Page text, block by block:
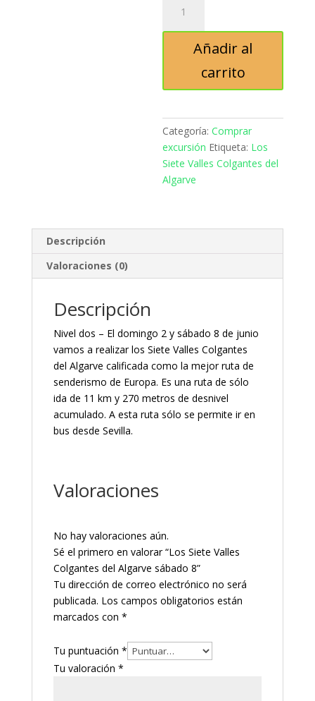
Siete
Valles
Colgantes
cantidad
Añadir al
carrito
Categoría:Comprar
excursión Etiqueta: Los
Siete Valles Colgantes del
Algarve
Descripción
Valoraciones (0)
Descripción
Nivel dos – El domingo 2 y sábado 8 de junio
vamos a realizar los Siete Valles Colgantes
del Algarve calificada como la mejor ruta de
senderismo de Europa. Es una ruta de sólo
ida de 11 km y 270 metros de desnivel
acumulado. A esta ruta sólo se permite ir en
bus desde Sevilla.
Valoraciones
No hay valoraciones aún.
Sé el primero en valorar “Los Siete Valles
Colgantes del Algarve sábado 8”
Tu dirección de correo electrónico no será
publicada. Los campos obligatorios están
marcados con *
Tu puntuación *
Tu valoración *